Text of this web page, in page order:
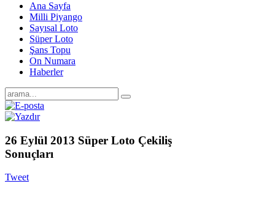
Ana Sayfa
Milli Piyango
Sayısal Loto
Süper Loto
Şans Topu
On Numara
Haberler
26 Eylül 2013 Süper Loto Çekiliş
Sonuçları
Tweet